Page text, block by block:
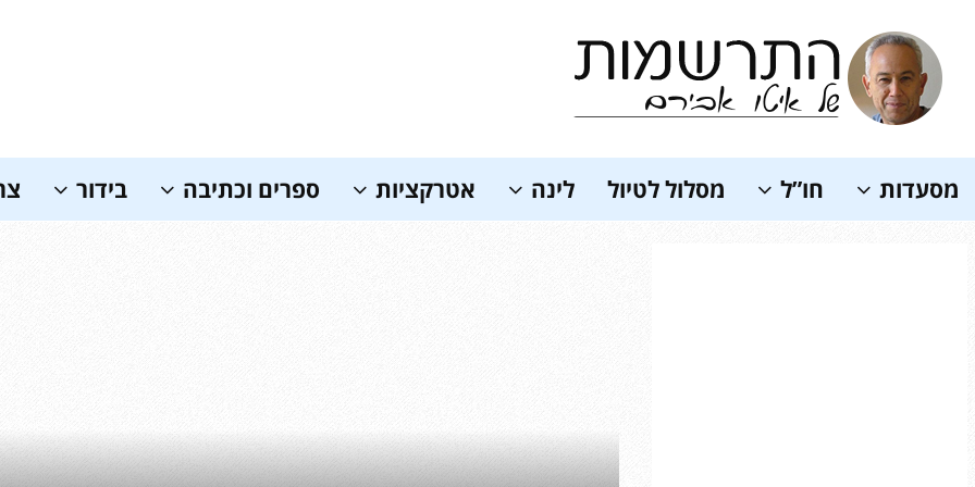
מסעדות חו”ל מסלול לטיול לינה אטרקציות ספרים וכתיבה בידור